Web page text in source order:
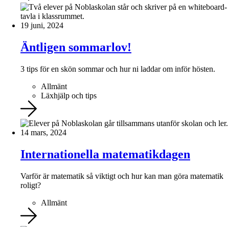
19 juni, 2024
Äntligen sommarlov!
3 tips för en skön sommar och hur ni laddar om inför hösten.
Allmänt
Läxhjälp och tips
14 mars, 2024
Internationella matematikdagen
Varför är matematik så viktigt och hur kan man göra matematik
roligt?
Allmänt